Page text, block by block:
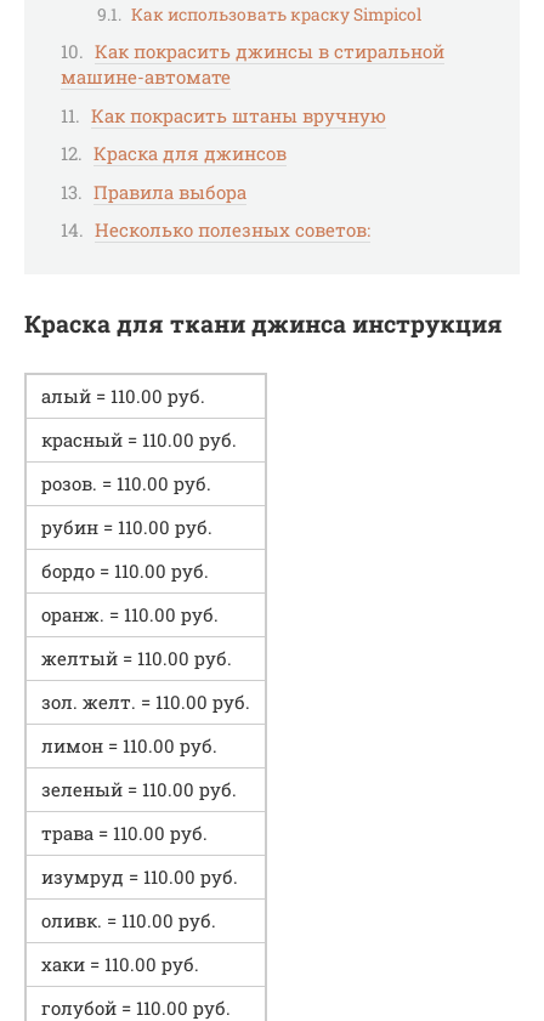
Как использовать краску Simpicol
Как покрасить джинсы в стиральной
машине-автомате
Как покрасить штаны вручную
Краска для джинсов
Правила выбора
Несколько полезных советов:
Краска для ткани джинса инструкция
алый = 110.00 руб.
красный = 110.00 руб.
розов. = 110.00 руб.
рубин = 110.00 руб.
бордо = 110.00 руб.
оранж. = 110.00 руб.
желтый = 110.00 руб.
зол. желт. = 110.00 руб.
лимон = 110.00 руб.
зеленый = 110.00 руб.
трава = 110.00 руб.
изумруд = 110.00 руб.
оливк. = 110.00 руб.
хаки = 110.00 руб.
голубой = 110.00 руб.